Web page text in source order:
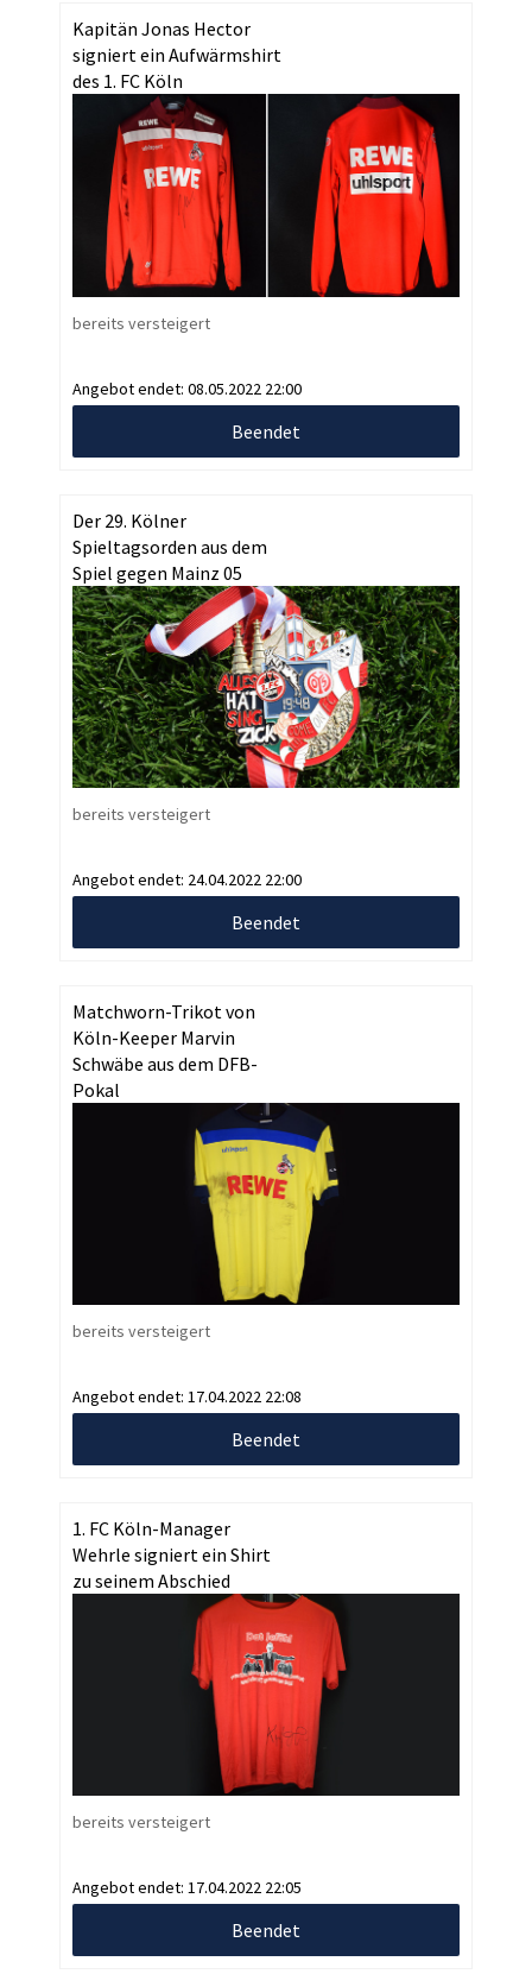
Kapitän Jonas Hector
signiert ein Aufwärmshirt
des 1. FC Köln
bereits versteigert
Angebot endet: 08.05.2022 22:00
Beendet
Der 29. Kölner
Spieltagsorden aus dem
Spiel gegen Mainz 05
bereits versteigert
Angebot endet: 24.04.2022 22:00
Beendet
Matchworn-Trikot von
Köln-Keeper Marvin
Schwäbe aus dem DFB-
Pokal
bereits versteigert
Angebot endet: 17.04.2022 22:08
Beendet
1. FC Köln-Manager
Wehrle signiert ein Shirt
zu seinem Abschied
bereits versteigert
Angebot endet: 17.04.2022 22:05
Beendet